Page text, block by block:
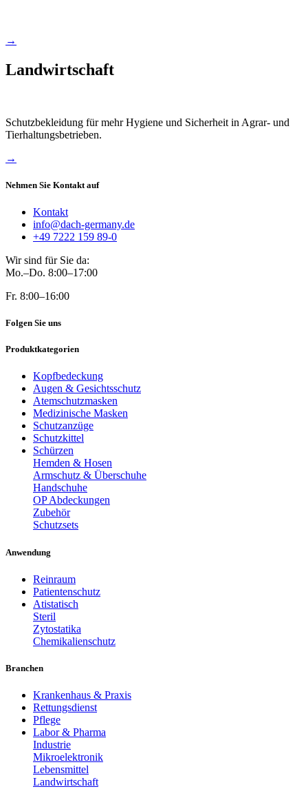
→
Landwirtschaft
Schutzbekleidung für mehr Hygiene und Sicherheit in Agrar- und
Tierhaltungsbetrieben.
→
Nehmen Sie Kontakt auf
Kontakt
info@dach-germany.de
+49 7222 159 89-0
Wir sind für Sie da:
Mo.–Do. 8:00–17:00
Fr. 8:00–16:00
Folgen Sie uns
Produktkategorien
Kopfbedeckung
Augen & Gesichtsschutz
Atemschutzmasken
Medizinische Masken
Schutzanzüge
Schutzkittel
Schürzen
Hemden & Hosen
Armschutz & Überschuhe
Handschuhe
OP Abdeckungen
Zubehör
Schutzsets
Anwendung
Reinraum
Patientenschutz
Atistatisch
Steril
Zytostatika
Chemikalienschutz
Branchen
Krankenhaus & Praxis
Rettungsdienst
Pflege
Labor & Pharma
Industrie
Mikroelektronik
Lebensmittel
Landwirtschaft